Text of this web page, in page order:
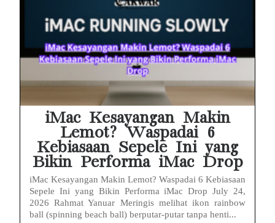
iMac Kesayangan Makin
Lemot? Waspadai 6
Kebiasaan Sepele Ini yang
Bikin Performa iMac Drop
iMac Kesayangan Makin Lemot? Waspadai 6 Kebiasaan
Sepele Ini yang Bikin Performa iMac Drop July 24,
2026 Rahmat Yanuar Meringis melihat ikon rainbow
ball (spinning beach ball) berputar-putar tanpa henti...